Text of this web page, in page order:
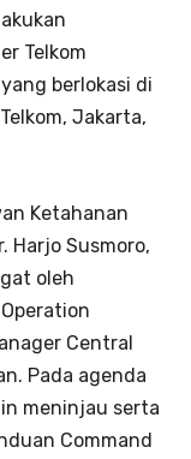
Telkom
berlokasi di
Jakarta,
Ketahanan
Harjo Susmoro,
oleh
Central
Pada agenda
meninjau serta
Command